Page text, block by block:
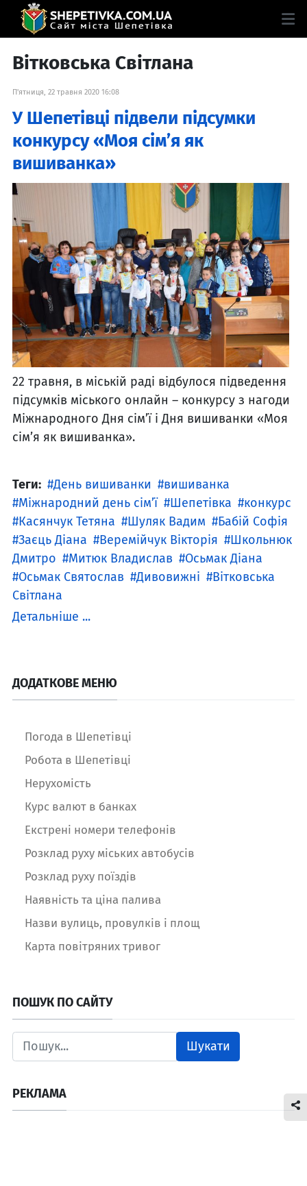
Вітковська Світлана
П'ятниця, 22 травня 2020 16:08
У Шепетівці підвели підсумки
конкурсу «Моя сім’я як
вишиванка»
22 травня, в міській раді відбулося підведення
підсумків міського онлайн – конкурсу з нагоди
Міжнародного Дня сім’ї і Дня вишиванки «Моя
сім’я як вишиванка».
Теги: День вишиванки
вишиванка
Міжнародний день сім’ї
Шепетівка
конкурс
Касянчук Тетяна
Шуляк Вадим
Бабій Софія
Заєць Діана
Веремійчук Вікторія
Школьнюк
Дмитро
Митюк Владислав
Осьмак Діана
Осьмак Святослав
Дивовижні
Вітковська
Світлана
Детальніше ...
ДОДАТКОВЕ МЕНЮ
Погода в Шепетівці
Робота в Шепетівці
Нерухомість
Курс валют в банках
Екстрені номери телефонів
Розклад руху міських автобусів
Розклад руху поїздів
Наявність та ціна палива
Назви вулиць, провулків і площ
Карта повітряних тривог
ПОШУК ПО САЙТУ
Шукати
РЕКЛАМА